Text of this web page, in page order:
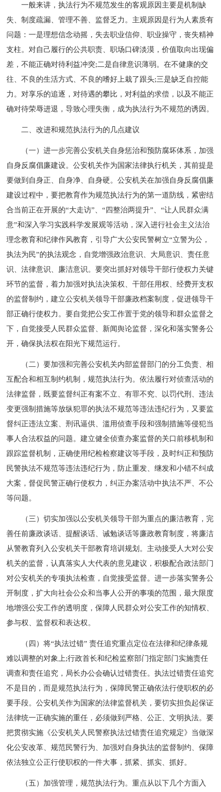
一般来讲，执法行为不规范发生的客观原因主要是机制缺
失、制度疏漏、管理不善、监督乏力。主观原因是行为人素质有
问题：一是理想信念动摇，失去职业信仰、职业操守，丧失精神
支柱。对自己履行的公共职责、职场口碑淡漠，价值取向出现偏
差，不能正确对待利益冲突;二是自律意识薄弱。在不健康的交
往、不良的生活方式、不良的嗜好上栽了跟头;三是缺乏自控能
力。对享乐的追逐，对待遇的攀比，对利益的求偿，以及不能正
确对待荣辱进退，导致心理失衡，成为执法行为不规范的诱因。
二、改进和规范执法行为的几点建议
（一）进一步完善公安机关自身惩治和预防腐坏体系，加强
自身反腐倡廉建设。公安机关作为国家法律执行机关，其前提是
要做到自身正、自身净、自身硬。公安机关在加强自身反腐倡廉
建设过程中，要把教育作为规范执法行为的第一道防线，紧密结
合当前正在开展的“大走访”、“四整治两提升”、“让人民群众满
意”和深入学习实践科学发展观等活动，深入进行社会主义法治
理念教育和纪律作风教育，引导广大公安民警树立“立警为公，
执法为民”的执法观念，自觉增强政治意识、大局意识、责任意
识、法律意识、廉洁意识。要突出抓好对领导干部行使权力关键
环节的监督，着力加强对执法决策权、干部任用权、经费开支权
的监督制约，建立公安机关领导干部廉政档案制度，促进领导干
部正确行使权力。要自觉把公安工作置于党的领导和群众监督之
下，自觉接受人民群众监督、新闻舆论监督，深化和落实警务公
开，确保执法权在阳光下规范运行。
（二）要加强和完善公安机关内部监督部门的分工负责、相
互配合和相互制约机制，规范执法行为。依法履行对侦查活动的
法律监督，既要监督纠正有案不立、有罪不究、以罚代刑、违法
变更强制措施等放纵犯罪的执法不规范等违法违纪行为，又要监
督纠正违法立案、刑讯逼供、滥用侦查手段和强制措施等侵犯当
事人合法权益的问题。建立健全侦查办案监督的关口前移机制和
跟踪监督机制，正确使用纪检检察建议等手段，及时纠正和预防
民警执法不规范等违法违纪行为，防止重发、继发和小错不纠成
大案，督促民警正确行使权力，纠正办案活动中执法不严、不公
等问题。
（三）切实加强以公安机关领导干部为重点的廉洁教育，完
善任前廉政谈话、提醒谈话、诫勉谈话等廉政教育制度，将廉洁
从警教育列入公安机关干部教育培训规划。主动接受人大对公安
机关的监督，认真落实人大代表的意见建议，积极配合政法部门
对公安机关的专项执法检查，自觉接受监督。进一步落实警务公
开制度，扩大向社会公众和当事人公开的事项的范围，最大限度
地增强公安工作的透明度，保障人民群众对公安工作的知情权、
参与权、监督权和表达权。
（四）将“执法过错” 责任追究重点定位在法律和纪律条规
难以调整的对象上;行政首长和纪检监察部门指定部门实施责任
调查和责任追究，局长办公会确认过错责任。执法过错责任追究
不是目的，而是规范执法行为，保障民警正确依法行使职权的必
要手段。公安机关作为国家的法律监督机关，要切实担负起保证
法律统一正确实施的重任，必须做到严格、公正、文明执法。要
把贯彻实施《公安机关人民警察执法过错责任追究规定》当做深
化公安改革、规范民警行为、加强对自身执法的监督制约、保障
依法独立公正行使职权的一件大事，抓紧、抓实、抓好。
（五）加强管理，规范执法行为。重点从以下几个方面入